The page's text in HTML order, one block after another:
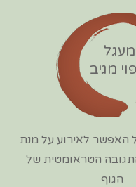
מעגל
מגיב
האפשר לאירוע על מנת
הטראומטית של
הגוף